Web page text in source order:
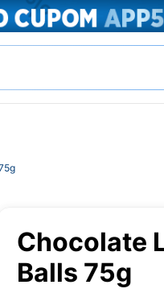
Chocolate
Balls 75g